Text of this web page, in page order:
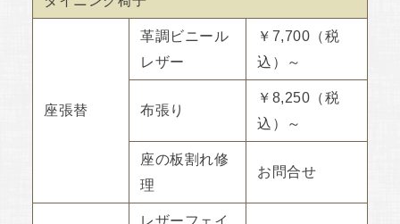
座張替
革調ビニール
レザー
￥7,700（税
込）～
布張り
￥8,250（税
込）～
座の板割れ修
理
お問合せ
レザーフェイ